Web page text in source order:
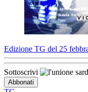
Edizione TG del 25
Sottoscrivi